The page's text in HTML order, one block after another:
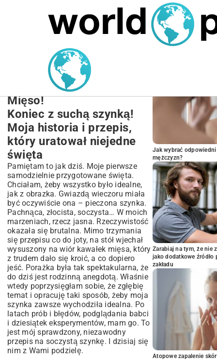
MARIUSZ ŁAMAGA 27.09.2025
Przepis na Soczystą
Szynkę Pieczoną lub
Gotowaną – Idealne
Mięso!
Koniec z suchą szynką!
Moja historia i przepis,
który uratował niejedne
święta
Pamiętam to jak dziś. Moje pierwsze
samodzielnie przygotowane święta.
Chciałam, żeby wszystko było idealne,
jak z obrazka. Gwiazdą wieczoru miała
być oczywiście ona – pieczona szynka.
Pachnąca, złocista, soczysta… W moich
marzeniach, rzecz jasna. Rzeczywistość
okazała się brutalna. Mimo trzymania
się przepisu co do joty, na stół wjechał
wysuszony na wiór kawałek mięsa, który
z trudem dało się kroić, a co dopiero
jeść. Porażka była tak spektakularna, że
do dziś jest rodzinną anegdotą. Właśnie
wtedy poprzysięgłam sobie, że zgłębię
temat i opracuję taki sposób, żeby moja
szynka zawsze wychodziła idealna. Po
latach prób i błędów, podglądania babci
i dziesiątek eksperymentów, mam go. To
jest mój sprawdzony, niezawodny
przepis na soczystą szynkę. I dzisiaj się
nim z Wami podzielę.
Jak wybrać
mężczyzn?
Zarabiaj na tym, że nie
jako dodatkowe
zakładu
Atopowe zapalenie